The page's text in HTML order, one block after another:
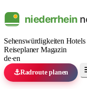
Sehenswürdigkeiten Hotels
ReiseplanerMagazin
de·en
⚓Radroute planen